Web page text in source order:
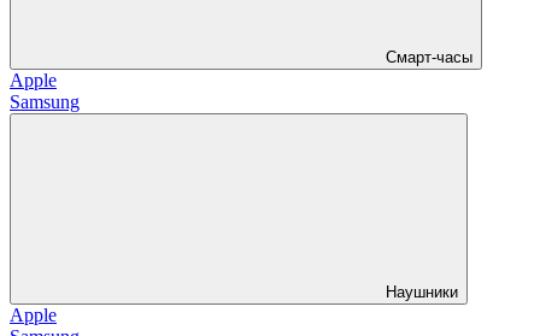
Смарт-часы
Apple
Samsung
Наушники
Apple